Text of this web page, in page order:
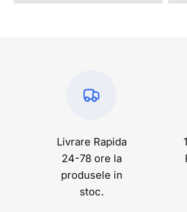
Livrare Rapida
24-78 ore la
produsele in
stoc.